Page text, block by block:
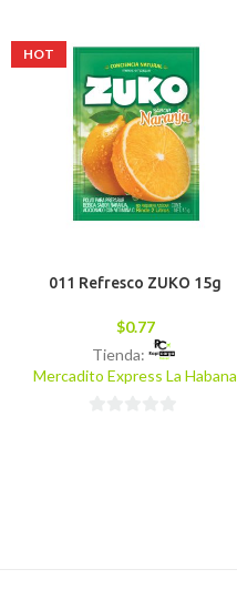
HOT
011 Refresco ZUKO 15g
$0.77
Tienda:
Mercadito Express La Habana